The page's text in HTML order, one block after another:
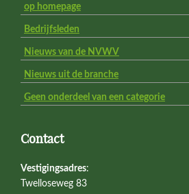
op homepage
Bedrijfsleden
Nieuws van de NVWV
Nieuws uit de branche
Geen onderdeel van een categorie
Contact
Vestigingsadres:
Twelloseweg 83